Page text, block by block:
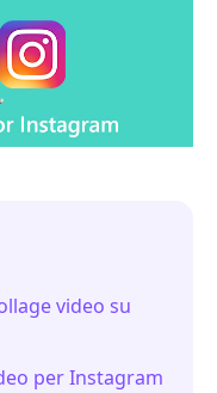
video su
per Instagram